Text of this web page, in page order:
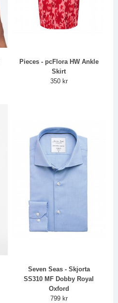
Pieces - pcFlora HW Ankle
Skirt
350 kr
Seven Seas - Skjorta
SS310 MF Dobby Royal
Oxford
799 kr